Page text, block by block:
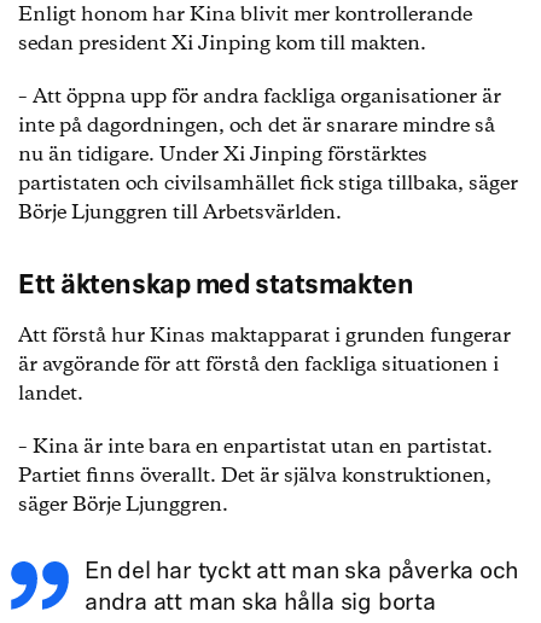
Enligt honom har Kina blivit mer kontrollerande
sedan president Xi Jinping kom till makten.
– Att öppna upp för andra fackliga organisationer är
inte på dagordningen, och det är snarare mindre så
nu än tidigare. Under Xi Jinping förstärktes
partistaten och civilsamhället fick stiga tillbaka, säger
Börje Ljunggren till Arbetsvärlden.
Ett äktenskap med statsmakten
Att förstå hur Kinas maktapparat i grunden fungerar
är avgörande för att förstå den fackliga situationen i
landet.
– Kina är inte bara en enpartistat utan en partistat.
Partiet finns överallt. Det är själva konstruktionen,
säger Börje Ljunggren.
En del har tyckt att man ska påverka och
andra att man ska hålla sig borta